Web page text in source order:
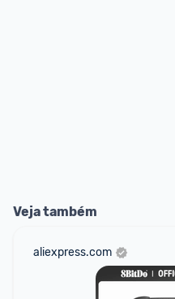
Veja também
aliexpress.com